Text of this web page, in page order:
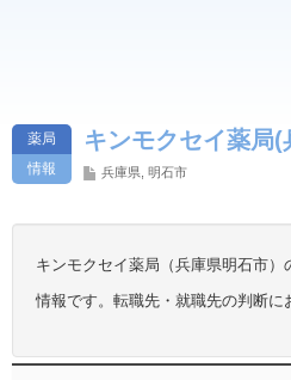
薬局
情報
キンモクセイ薬局(
兵庫県 明石市
キンモクセイ薬局（兵庫県明石市
情報です。転職先・就職先の判断に